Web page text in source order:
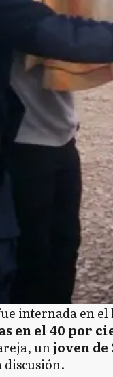
internada en el
en el 40 por
unjoven de